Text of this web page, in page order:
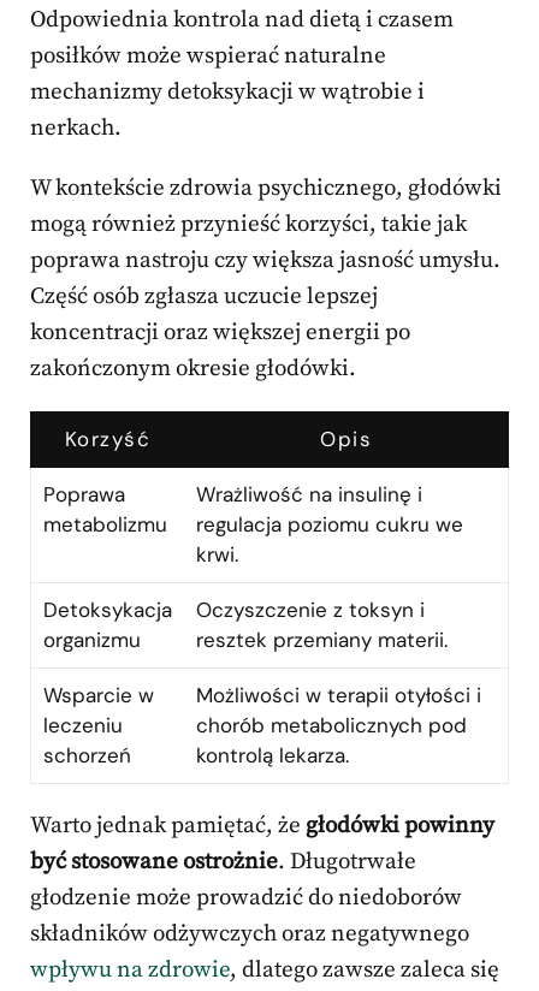
Odpowiednia kontrola nad dietą i czasem
posiłków może wspierać naturalne
mechanizmy detoksykacji w wątrobie i
nerkach.
W kontekście zdrowia psychicznego, głodówki
mogą również przynieść korzyści, takie jak
poprawa nastroju czy większa jasność umysłu.
Część osób zgłasza uczucie lepszej
koncentracji oraz większej energii po
zakończonym okresie głodówki.
Korzyść Opis
Poprawa
metabolizmu
Wrażliwość na insulinę i
regulacja poziomu cukru we
krwi.
Detoksykacja
organizmu
Oczyszczenie z toksyn i
resztek przemiany materii.
Wsparcie w
leczeniu
schorzeń
Możliwości w terapii otyłości i
chorób metabolicznych pod
kontrolą lekarza.
Warto jednak pamiętać, że głodówki powinny
być stosowane ostrożnie. Długotrwałe
głodzenie może prowadzić do niedoborów
składników odżywczych oraz negatywnego
wpływu na zdrowie, dlatego zawsze zaleca się